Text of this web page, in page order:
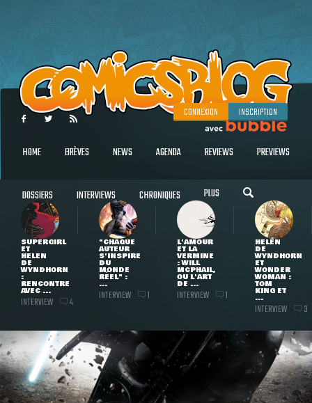
CONNEXION INSCRIPTION
HOME BRÈVES NEWS AGENDA REVIEWS PREVIEWS
DOSSIERS INTERVIEWS CHRONIQUES PLUS
SUPERGIRL
ET
HELEN
DE
WYNDHORN
:
RENCONTRE
AVEC ...
INTERVIEW 4
"CHAQUE
AUTEUR
S'INSPIRE
DU
MONDE
RÉEL" :
...
INTERVIEW 1
L'AMOUR
ET LA
VERMINE
: WILL
MCPHAIL,
OU L'ART
DE ...
INTERVIEW 1
HELEN
DE
WYNDHORN
ET
WONDER
WOMAN :
TOM
KING ET
...
INTERVIEW 3